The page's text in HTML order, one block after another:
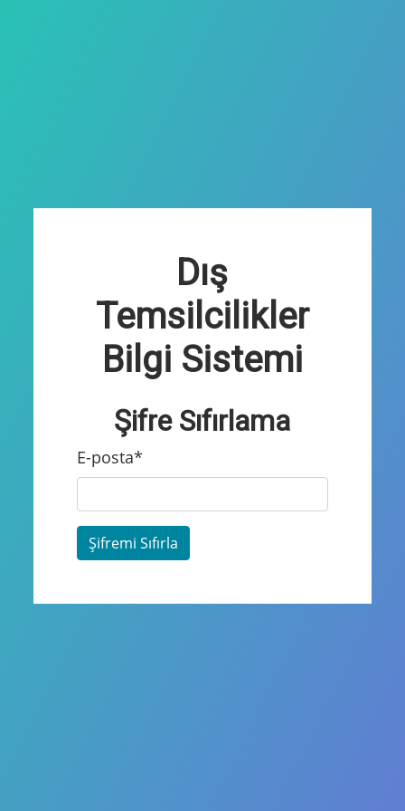
Dış
Temsilcilikler
Bilgi Sistemi
Şifre Sıfırlama
E-posta*
Şifremi Sıfırla